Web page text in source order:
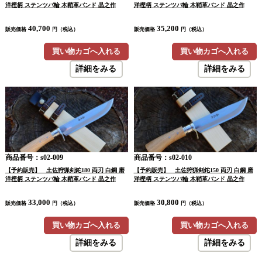
洋樫柄 ステンツバ輪 木鞘革バンド 晶之作
販売価格 40,700 円（税込）
買い物カゴへ入れる
詳細をみる
洋樫柄 ステンツバ輪 木鞘革バンド 晶之作
販売価格 35,200 円（税込）
買い物カゴへ入れる
詳細をみる
商品番号：s02-009
【予約販売】 土佐狩猟剣鉈180 両刃 白鋼 磨
洋樫柄 ステンツバ輪 木鞘革バンド 晶之作
販売価格 33,000 円（税込）
買い物カゴへ入れる
詳細をみる
商品番号：s02-010
【予約販売】 土佐狩猟剣鉈150 両刃 白鋼 磨
洋樫柄 ステンツバ輪 木鞘革バンド 晶之作
販売価格 30,800 円（税込）
買い物カゴへ入れる
詳細をみる